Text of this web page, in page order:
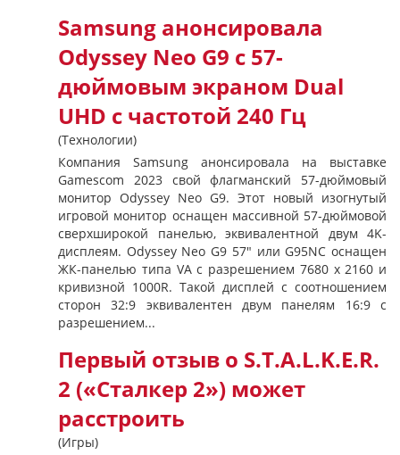
Samsung анонсировала
Odyssey Neo G9 с 57-
дюймовым экраном Dual
UHD с частотой 240 Гц
(Технологии)
Компания Samsung анонсировала на выставке
Gamescom 2023 свой флагманский 57-дюймовый
монитор Odyssey Neo G9. Этот новый изогнутый
игровой монитор оснащен массивной 57-дюймовой
сверхширокой панелью, эквивалентной двум 4K-
дисплеям. Odyssey Neo G9 57" или G95NC оснащен
ЖК-панелью типа VA с разрешением 7680 x 2160 и
кривизной 1000R. Такой дисплей с соотношением
сторон 32:9 эквивалентен двум панелям 16:9 с
разрешением...
Первый отзыв о S.T.A.L.K.E.R.
2 («Сталкер 2») может
расстроить
(Игры)